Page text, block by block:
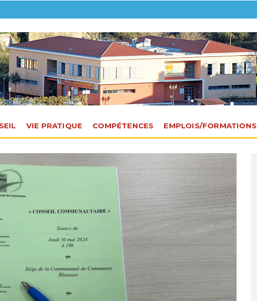
VIE PRATIQUE COMPÉTENCES EMPLOIS/FORMATIONS